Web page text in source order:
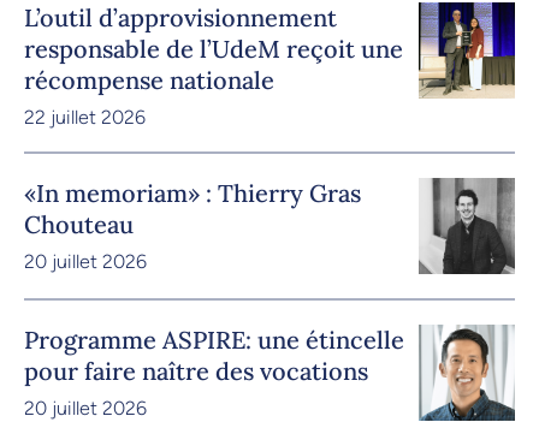
L’outil d’approvisionnement
responsable de l’UdeM reçoit une
récompense nationale
22 juillet 2026
«In memoriam» : Thierry Gras
Chouteau
20 juillet 2026
Programme ASPIRE: une étincelle
pour faire naître des vocations
20 juillet 2026